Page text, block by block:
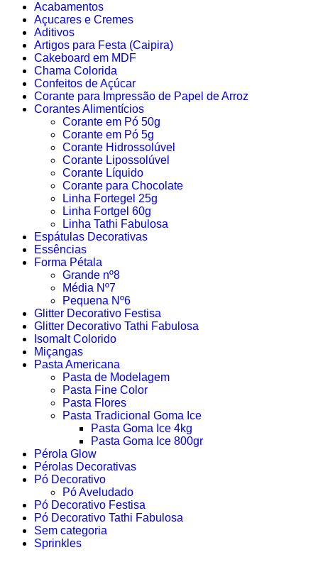
Acabamentos
Açucares e Cremes
Aditivos
Artigos para Festa (Caipira)
Cakeboard em MDF
Chama Colorida
Confeitos de Açúcar
Corante para Impressão de Papel de Arroz
Corantes Alimentícios
Corante em Pó 50g
Corante em Pó 5g
Corante Hidrossolúvel
Corante Lipossolúvel
Corante Líquido
Corante para Chocolate
Linha Fortegel 25g
Linha Fortgel 60g
Linha Tathi Fabulosa
Espátulas Decorativas
Essências
Forma Pétala
Grande nº8
Média Nº7
Pequena Nº6
Glitter Decorativo Festisa
Glitter Decorativo Tathi Fabulosa
Isomalt Colorido
Miçangas
Pasta Americana
Pasta de Modelagem
Pasta Fine Color
Pasta Flores
Pasta Tradicional Goma Ice
Pasta Goma Ice 4kg
Pasta Goma Ice 800gr
Pérola Glow
Pérolas Decorativas
Pó Decorativo
Pó Aveludado
Pó Decorativo Festisa
Pó Decorativo Tathi Fabulosa
Sem categoria
Sprinkles